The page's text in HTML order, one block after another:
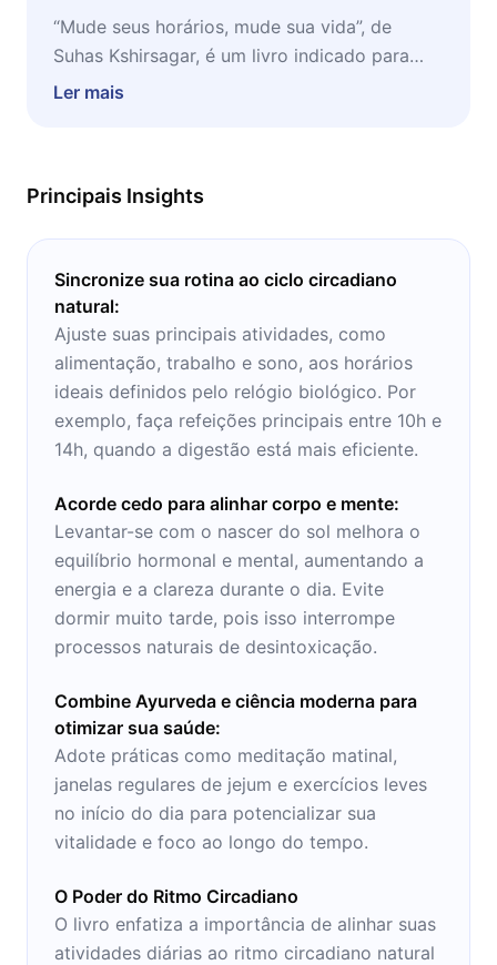
“Mude seus horários, mude sua vida”, de
Suhas Kshirsagar, é um livro indicado para
quem deseja alinhar seus hábitos diários com
Ler mais
Principais Insights
Sincronize sua rotina ao ciclo circadiano
natural:
Ajuste suas principais atividades, como
alimentação, trabalho e sono, aos horários
ideais definidos pelo relógio biológico. Por
exemplo, faça refeições principais entre 10h e
14h, quando a digestão está mais eficiente.
Acorde cedo para alinhar corpo e mente:
Levantar-se com o nascer do sol melhora o
equilíbrio hormonal e mental, aumentando a
energia e a clareza durante o dia. Evite
dormir muito tarde, pois isso interrompe
processos naturais de desintoxicação.
Combine Ayurveda e ciência moderna para
otimizar sua saúde:
Adote práticas como meditação matinal,
janelas regulares de jejum e exercícios leves
no início do dia para potencializar sua
vitalidade e foco ao longo do tempo.
O Poder do Ritmo Circadiano
O livro enfatiza a importância de alinhar suas
atividades diárias ao ritmo circadiano natural